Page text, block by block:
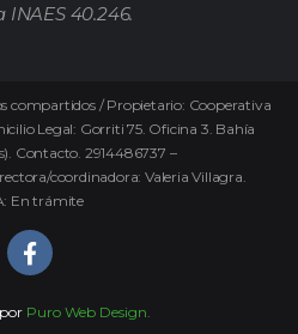
INAES 40.246.
compartidos / Propietario: Cooperativa
Legal: Gorriti 75. Oficina 3. Bahía
Contacto. 2914486737 –
coordinadora: Valeria Villagra.
En trámite
Puro Web Design.